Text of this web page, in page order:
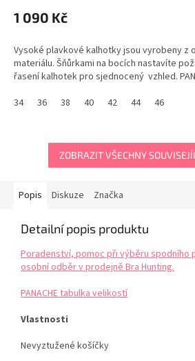
1 090 Kč
Vysoké plavkové kalhotky jsou vyrobeny z
materiálu. Šňůrkami na bocích nastavíte
řasení kalhotek pro sjednocený vzhled.
34
36 38 40 42 44 46
ZOBRAZIT VŠECHNY
Popis Diskuze Značka
Detailní popis produktu
Poradenství, pomoc při výběru spodního
osobní odběr v prodejně Bra Hunting.
PANACHE tabulka velikostí
Vlastnosti
Nevyztužené košíčky